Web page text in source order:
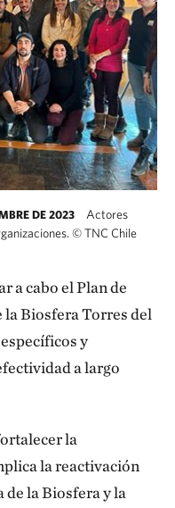
DE 2023
Actores
©TNC Chile
a cabo el Plan de
la Biosfera Torres del
y
a largo
la
la reactivación
de la Biosfera y la